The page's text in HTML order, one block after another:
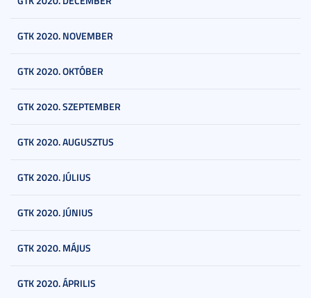
GTK 2020. NOVEMBER
GTK 2020. OKTÓBER
GTK 2020. SZEPTEMBER
GTK 2020. AUGUSZTUS
GTK 2020. JÚLIUS
GTK 2020. JÚNIUS
GTK 2020. MÁJUS
GTK 2020. ÁPRILIS